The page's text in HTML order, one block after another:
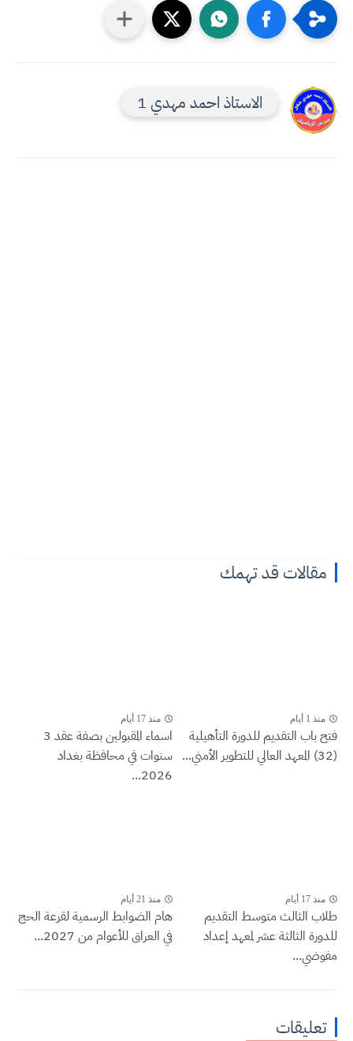
الاستاذ احمد مهدي 1
مقالات قد تهمك
منذ 1 أيام
فتح باب التقديم للدورة التأهيلية
(32) المعهد العالي للتطوير الأمني...
منذ 17 أيام
اسماء المقبولين بصفة عقد 3
سنوات في محافظة بغداد
2026...
منذ 17 أيام
طلاب الثالث متوسط التقديم
للدورة الثالثة عشر لمعهد إعداد
مفوضي...
منذ 21 أيام
هام الضوابط الرسمية لقرعة الحج
في العراق للأعوام من 2027...
تعليقات